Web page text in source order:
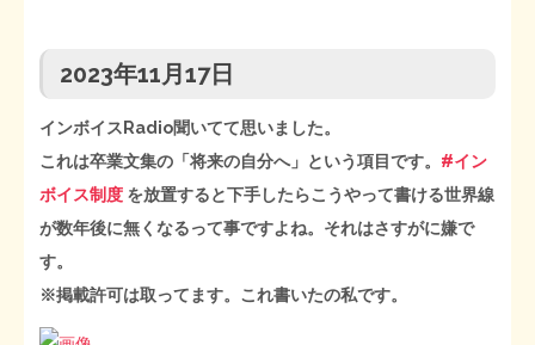
2023年11月17日
インボイスRadio聞いてて思いました。
これは卒業文集の「将来の自分へ」という項目です。 #イン
ボイス制度 を放置すると下手したらこうやって書ける世界線
が数年後に無くなるって事ですよね。それはさすがに嫌で
す。
※掲載許可は取ってます。これ書いたの私です。